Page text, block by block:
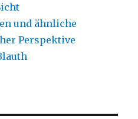
und ähnliche
Perspektive